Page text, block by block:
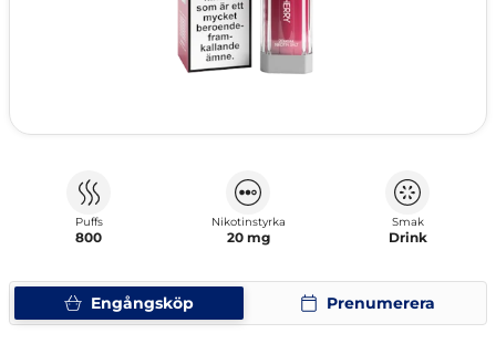
Engångsköp Prenumerera
Puffs
800
Nikotinstyrka
20 mg
Smak
Drink